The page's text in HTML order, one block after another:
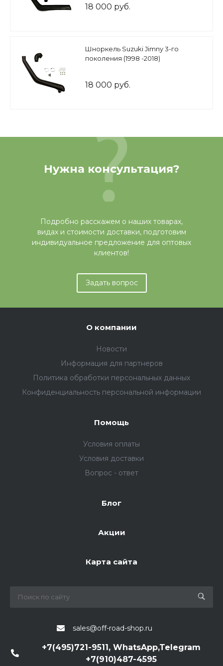
18 000 руб.
Шноркель Suzuki Jimny 3-го
поколения (1998 -2018)
18 000 руб.
Нужна консультация?
Подробно расскажем о наших товарах,
видах и стоимости доставки, подготовим
индивидуальное предложение для оптовых
клиентов!
Задать вопрос
О компании
Новости
Информация для партнеров
Политика обработки персональных данных
Конфиденциальность персональной информации
Помощь
Условия оплаты
Условия доставки
Вопрос - ответ
Блог
Акции
Карта сайта
sales@off-road-shop.ru
+7(495)721-9511, WhatsApp,Telegram
+7(910)487-4595